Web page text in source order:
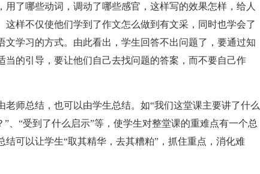
了哪些动词，调动了哪些感官，这样写的效果怎样，给人
样不仅使他们学到了作文怎么做到有文采，同时也学会了
学习的方式。由此看出，学生回答不出问题了，要通过知
的引导，要让他们自己去找问题的答案，而不要自己作
师总结，也可以由学生总结。如“我们这堂课主要讲了什么
、“受到了什么启示”等，使学生对整堂课的重难点有一个总
可以让学生“取其精华，去其糟粕”，抓住重点，消化难